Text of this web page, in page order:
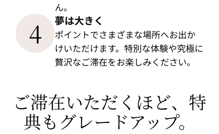
ん。
4 夢は大きく
ポイントでさまざまな場所へお出か
けいただけます。特別な体験や究極に
贅沢なご滞在をお楽しみください。
ご滞在いただくほど、特
典もグレードアップ。